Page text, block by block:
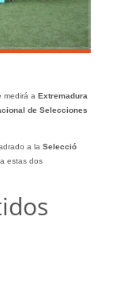
medirá a Extremadura
de Selecciones
a la Selecció
estas dos